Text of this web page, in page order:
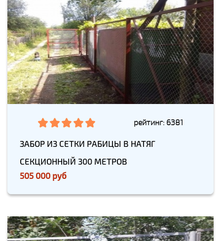
рейтинг: 6381
ЗАБОР ИЗ СЕТКИ РАБИЦЫ В НАТЯГ
СЕКЦИОННЫЙ 300 МЕТРОВ
505 000 руб